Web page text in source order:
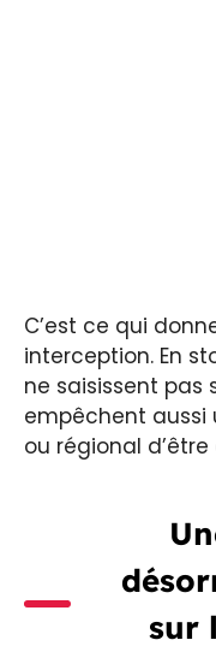
C’est ce qui
interception. En
ne saisissent pas
empêchent aussi
ou régional
sur